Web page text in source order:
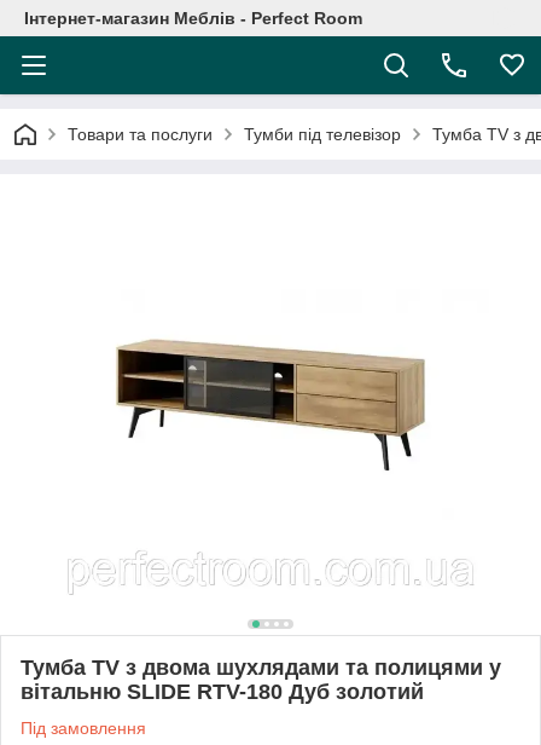
Інтернет-магазин Меблів - Perfect Room
Товари та послуги Тумби під телевізор Тумба TV з
Тумба TV з двома шухлядами та полицями у
вітальню SLIDE RTV-180 Дуб золотий
Під замовлення